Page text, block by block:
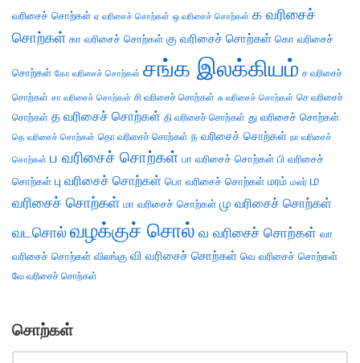
வரிசைச் சொற்கள் ஏ வரிசைச் சொற்கள் ஒ வரிசைச் சொற்கள் க வரிசைச்
சொற்கள் கா வரிசைச் சொற்கள் கு வரிசைச் சொற்கள் கொ வரிசைச்
சொற்கள் கோ வரிசைச் சொற்கள் சங்க இலக்கியம் ச வரிசைச்
சொற்கள் சா வரிசைச் சொற்கள் சி வரிசைச் சொற்கள் சு வரிசைச் சொற்கள் செ வரிசைச்
சொற்கள் த வரிசைச் சொற்கள் தி வரிசைச் சொற்கள் து வரிசைச் சொற்கள்
தெ வரிசைச் சொற்கள் தொ வரிசைச் சொற்கள் ந வரிசைச் சொற்கள் நா வரிசைச்
சொற்கள் ப வரிசைச் சொற்கள் பா வரிசைச் சொற்கள் பி வரிசைச்
சொற்கள் பு வரிசைச் சொற்கள் பொ வரிசைச் சொற்கள் மரம் மலர் ம
வரிசைச் சொற்கள் மா வரிசைச் சொற்கள் மு வரிசைச் சொற்கள்
வடசொல் வழக்குச் சொல் வ வரிசைச் சொற்கள் வா
வரிசைச் சொற்கள் விலங்கு வி வரிசைச் சொற்கள் வெ வரிசைச் சொற்கள்
வே வரிசைச் சொற்கள்
சொற்கள்